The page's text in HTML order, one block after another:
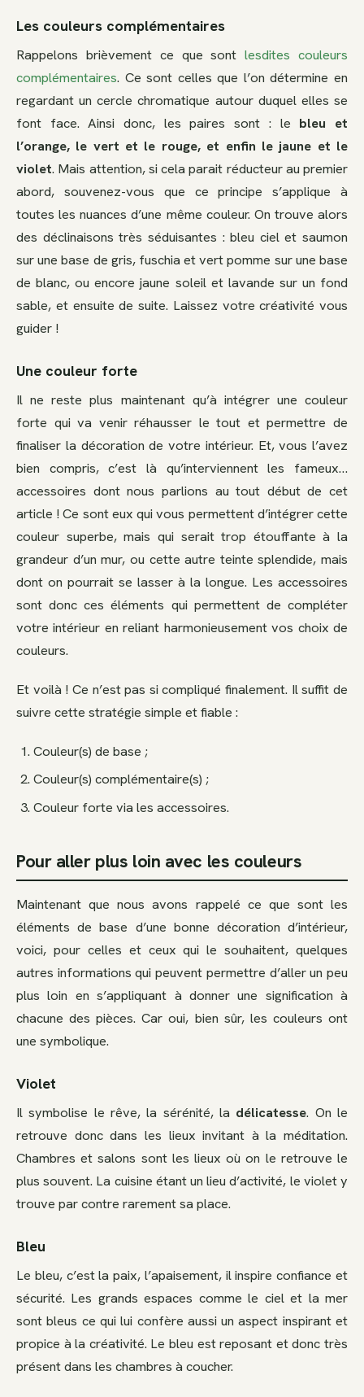
Les couleurs complémentaires
Rappelons brièvement ce que sontlesdites couleurs
complémentaires. Ce sont celles que l’on détermine en
regardant un cercle chromatique autour duquel elles se
font face. Ainsi donc, les paires sont : le bleu et
l’orange, le vert et le rouge, et enfin le jaune et le
violet. Mais attention, si cela parait réducteur au premier
abord, souvenez-vous que ce principe s’applique à
toutes les nuances d’une même couleur. On trouve alors
des déclinaisons très séduisantes : bleu ciel et saumon
sur une base de gris, fuschia et vert pomme sur une base
de blanc, ou encore jaune soleil et lavande sur un fond
sable, et ensuite de suite. Laissez votre créativité vous
guider !
Une couleur forte
Il ne reste plus maintenant qu’à intégrer une couleur
forte qui va venir réhausser le tout et permettre de
finaliser la décoration de votre intérieur. Et, vous l’avez
bien compris, c’est là qu’interviennent les fameux…
accessoires dont nous parlions au tout début de cet
article ! Ce sont eux qui vous permettent d’intégrer cette
couleur superbe, mais qui serait trop étouffante à la
grandeur d’un mur, ou cette autre teinte splendide, mais
dont on pourrait se lasser à la longue. Les accessoires
sont donc ces éléments qui permettent de compléter
votre intérieur en reliant harmonieusement vos choix de
couleurs.
Et voilà ! Ce n’est pas si compliqué finalement. Il suffit de
suivre cette stratégie simple et fiable :
Couleur(s) de base ;
Couleur(s) complémentaire(s) ;
Couleur forte via les accessoires.
Pour aller plus loin avec les couleurs
Maintenant que nous avons rappelé ce que sont les
éléments de base d’une bonne décoration d’intérieur,
voici, pour celles et ceux qui le souhaitent, quelques
autres informations qui peuvent permettre d’aller un peu
plus loin en s’appliquant à donner une signification à
chacune des pièces. Car oui, bien sûr, les couleurs ont
une symbolique.
Violet
Il symbolise le rêve, la sérénité, la délicatesse. On le
retrouve donc dans les lieux invitant à la méditation.
Chambres et salons sont les lieux où on le retrouve le
plus souvent. La cuisine étant un lieu d’activité, le violet y
trouve par contre rarement sa place.
Bleu
Le bleu, c’est la paix, l’apaisement, il inspire confiance et
sécurité. Les grands espaces comme le ciel et la mer
sont bleus ce qui lui confère aussi un aspect inspirant et
propice à la créativité. Le bleu est reposant et donc très
présent dans les chambres à coucher.